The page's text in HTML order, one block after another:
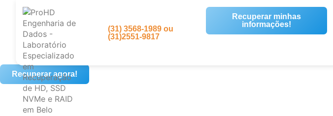
(31) 3568-1989 ou
(31)2551-9817
Recuperar minhas
informações!
Recuperar agora!